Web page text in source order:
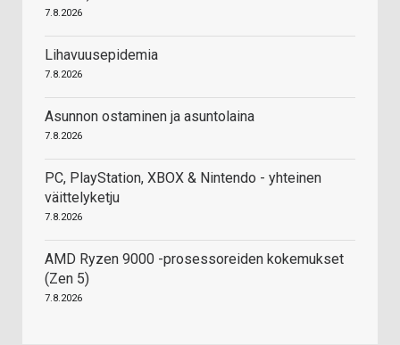
7.8.2026
Lihavuusepidemia
7.8.2026
Asunnon ostaminen ja asuntolaina
7.8.2026
PC, PlayStation, XBOX & Nintendo - yhteinen
väittelyketju
7.8.2026
AMD Ryzen 9000 -prosessoreiden kokemukset
(Zen 5)
7.8.2026